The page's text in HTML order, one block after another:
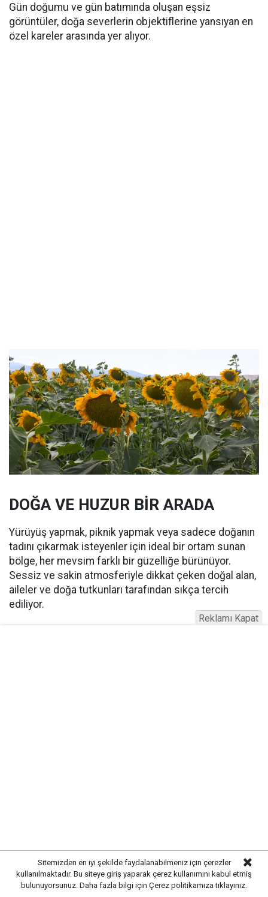
Gün doğumu ve gün batımında oluşan eşsiz
görüntüler, doğa severlerin objektiflerine yansıyan en
özel kareler arasında yer alıyor.
DOĞA VE HUZUR BİR ARADA
Yürüyüş yapmak, piknik yapmak veya sadece doğanın
tadını çıkarmak isteyenler için ideal bir ortam sunan
bölge, her mevsim farklı bir güzelliğe bürünüyor.
Sessiz ve sakin atmosferiyle dikkat çeken doğal alan,
aileler ve doğa tutkunları tarafından sıkça tercih
ediliyor.
Sitemizden en iyi şekilde faydalanabilmeniz için çerezler
kullanılmaktadır. Bu siteye giriş yaparak çerez kullanımını kabul etmiş
bulunuyorsunuz. Daha fazla bilgi için Çerez politikamıza tıklayınız.
Reklamı Kapat